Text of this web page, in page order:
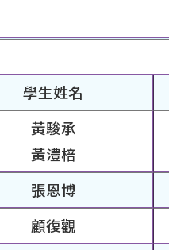
學生姓名
黃駿承
黃澧棓
張恩博
顧復觀